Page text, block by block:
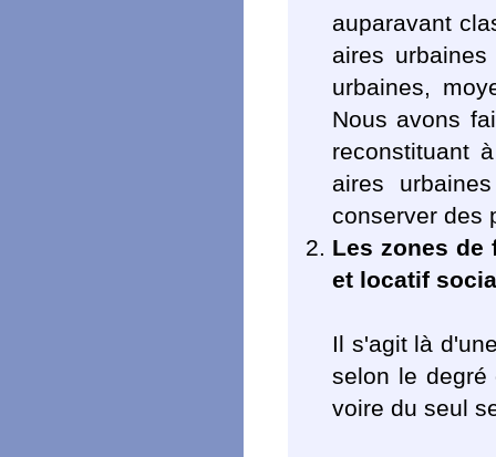
auparavant
aires
urbaines,
Nous avons
reconstituant
aires
conserver des
Les zones de
et locatif
Il s'agit là
selon le degré
voire du seul